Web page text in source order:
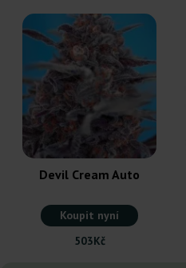
Devil Cream Auto
Koupit nyní
503Kč